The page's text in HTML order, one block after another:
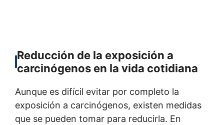
Reducción de la exposición a
carcinógenos en la vida cotidiana
Aunque es difícil evitar por completo la
exposición a carcinógenos, existen medidas
que se pueden tomar para reducirla. En